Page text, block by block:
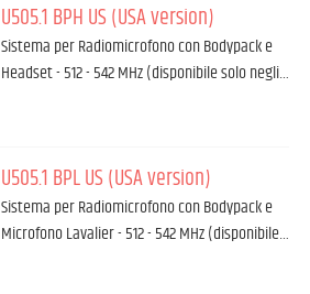
U505.1 BPH US (USA version)
Sistema per Radiomicrofono con Bodypack e
Headset - 512 - 542 MHz (disponibile solo negli…
U505.1 BPL US (USA version)
Sistema per Radiomicrofono con Bodypack e
Microfono Lavalier - 512 - 542 MHz (disponibile…